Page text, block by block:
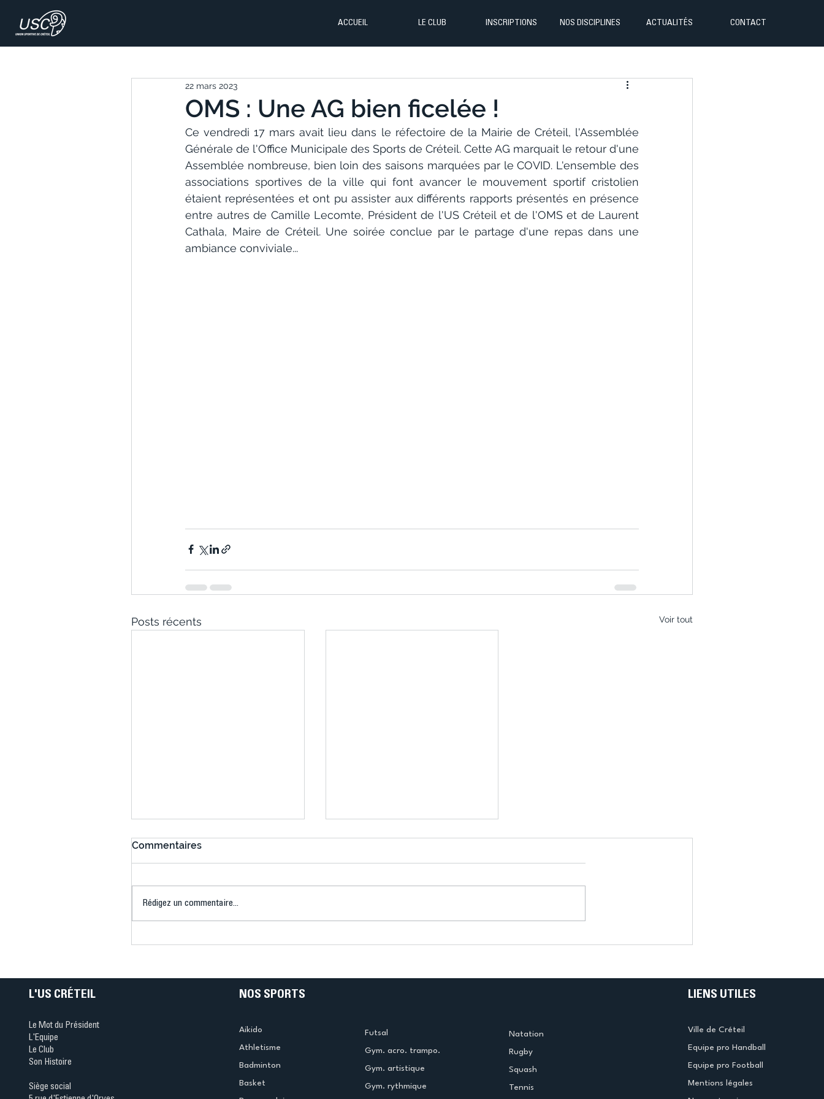
ACCUEIL LE CLUB INSCRIPTIONS NOS DISCIPLINES ACTUALITÉS CONTACT
OMS : Une AG bien ficelée !
22 mars 2023
Ce vendredi 17 mars avait lieu dans le réfectoire de la Mairie de Créteil, l'Assemblée
Générale de l'Office Municipale des Sports de Créteil. Cette AG marquait le retour d'une
Assemblée nombreuse, bien loin des saisons marquées par le COVID. L'ensemble des
associations sportives de la ville qui font avancer le mouvement sportif cristolien
étaient représentées et ont pu assister aux différents rapports présentés en présence
entre autres de Camille Lecomte, Président de l'US Créteil et de l'OMS et de Laurent
Cathala, Maire de Créteil. Une soirée conclue par le partage d'une repas dans une
ambiance conviviale...
Posts récents Voir tout
Ping ? Quand le tennis de
termine la saison en
Commentaires
Rédigez un commentaire...
L'US CRÉTEIL
Le Mot du Président
L'Equipe
Le Club
Son Histoire
Siège social
NOS SPORTS
Aikido
Athletisme
Badminton
Basket
Futsal
Gym. acro. trampo.
Gym. artistique
Gym. rythmique
Natation
Rugby
Squash
Tennis
LIENS UTILES
Ville de Créteil
Equipe pro Handball
Equipe pro Football
Mentions légales